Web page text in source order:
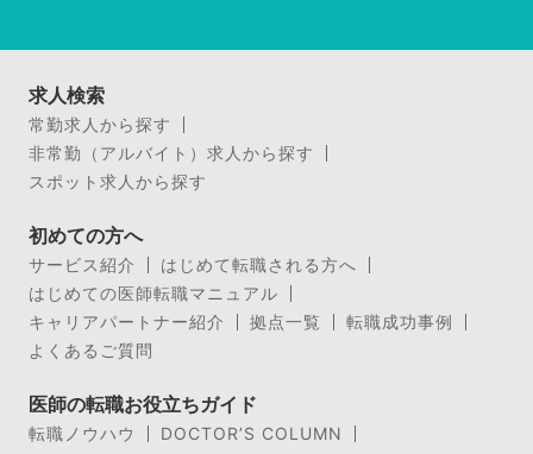
求人検索
常勤求人から探す
非常勤（アルバイト）求人から探す
スポット求人から探す
初めての方へ
サービス紹介
はじめて転職される方へ
はじめての医師転職マニュアル
キャリアパートナー紹介
拠点一覧
転職成功事例
よくあるご質問
医師の転職お役立ちガイド
転職ノウハウ
DOCTOR’S COLUMN